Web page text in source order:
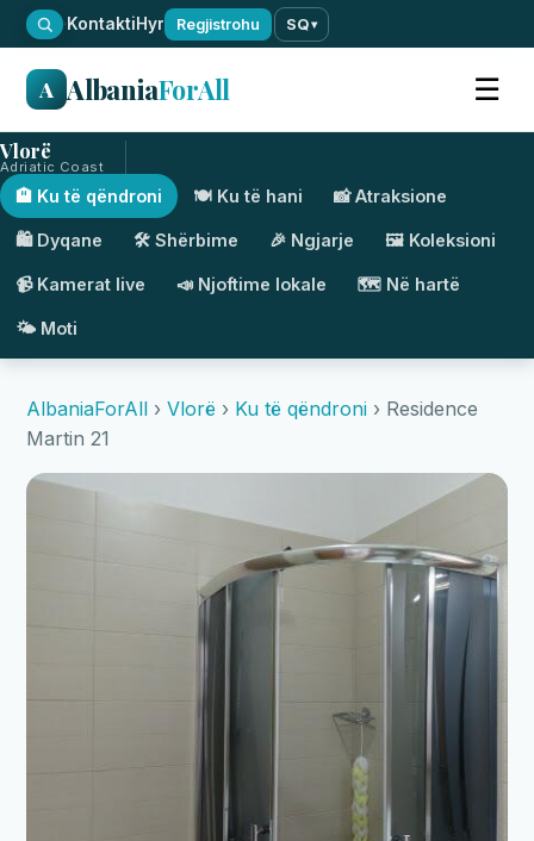
·KontaktiHyr Regjistrohu SQ▾
A AlbaniaForAll ☰
Vlorë
Adriatic Coast
🏨 Ku të qëndroni 🍽️ Ku të hani 📸 Atraksione
🛍️ Dyqane 🛠️ Shërbime 🎉 Ngjarje 🖼️ Koleksioni
📹 Kamerat live 📣 Njoftime lokale 🗺️ Në hartë
🌤️ Moti
AlbaniaForAll › Vlorë › Ku të qëndroni › Residence
Martin 21